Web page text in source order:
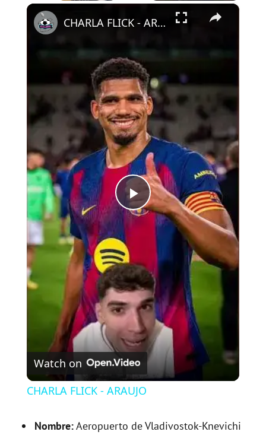
×
P
l
a
y
V
i
d
CHARLA FLICK - ARAUJO
Watch on
CHARLA FLICK - ARAUJO
Nombre:Aeropuerto de Vladivostok-Knevichi